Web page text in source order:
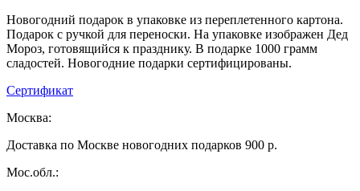
Новогодний подарок в упаковке из переплетенного картона.
Подарок с ручкой для переноски. На упаковке изображен Дед
Мороз, готовящийся к празднику. В подарке 1000 грамм
сладостей. Новогодние подарки сертифицированы.
Сертификат
Москва:
Доставка по Москве новогодних подарков 900 р.
Мос.обл.: